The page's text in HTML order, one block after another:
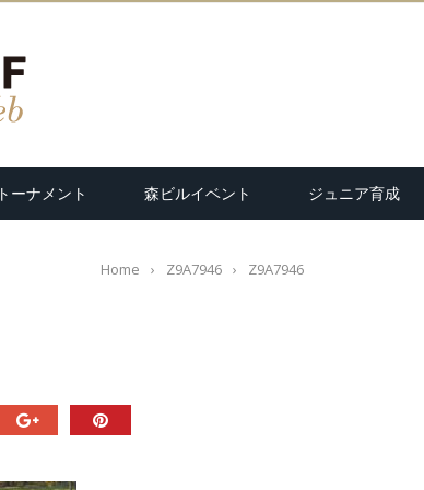
トーナメント 森ビルイベント ジュニア育成
Home › Z9A7946 › Z9A7946